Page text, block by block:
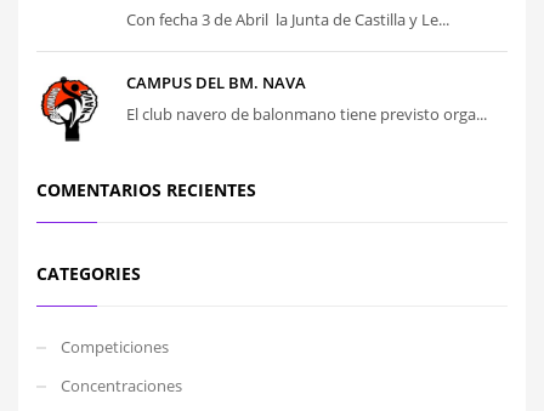
Con fecha 3 de Abril la Junta de Castilla y Le...
CAMPUS DEL BM. NAVA
El club navero de balonmano tiene previsto orga...
COMENTARIOS RECIENTES
CATEGORIES
Competiciones
Concentraciones